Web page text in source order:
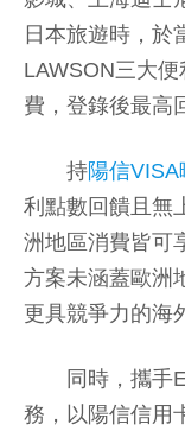
日本旅遊時，於
LAWSON三大便
費，登錄後最高
持陽信
利點數回饋且無
洲地區消費皆可
方案未涵蓋歐洲
更具競爭力的海
同時，攜手
務，以陽信信用